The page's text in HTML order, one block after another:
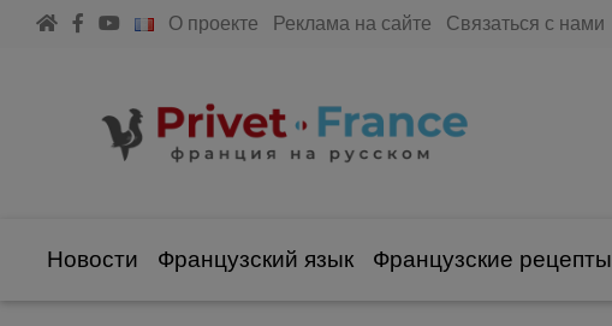
О проекте Реклама на сайте Связаться с нами
Новости Французский язык Французские рецепты